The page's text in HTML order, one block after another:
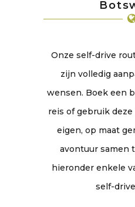
Onze self-drive
zijn volledig
wensen. Boek een
reis of gebruik
eigen, op maat
avontuur samen
hieronder enkele
self-